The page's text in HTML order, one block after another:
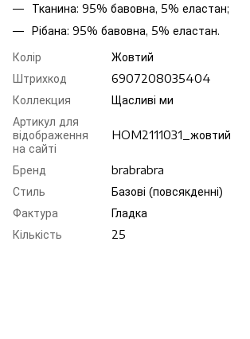
Тканина: 95% бавовна, 5% еластан;
Рібана: 95% бавовна, 5% еластан.
Колір
Жовтий
Штрихкод
6907208035404
Коллекция
Щасливі ми
Артикул для
відображення
на сайті
HOM2111031_жовтий
Бренд
brabrabra
Стиль
Базові (повсякденні)
Фактура
Гладка
Кількість
25